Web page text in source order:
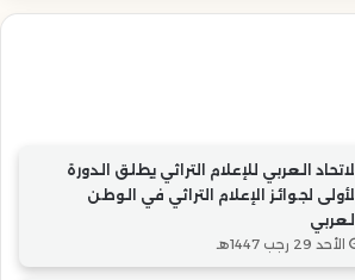
الاتحاد العربي للإعلام التراثي يطلق الدورة
الأولى لجوائز الإعلام التراثي في الوطن
العربي
الأحد 29 رجب 1447هـ